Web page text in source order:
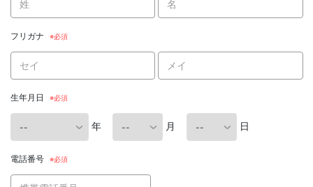
フリガナ
生年月日
年 月 日
電話番号